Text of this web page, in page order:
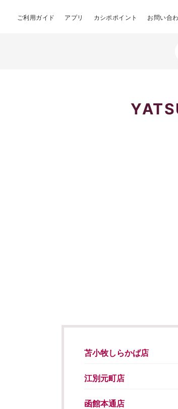
ご利用ガイド アプリ カシポポイント お問い合
苫小牧しらかば店
江別元町店
函館本通店